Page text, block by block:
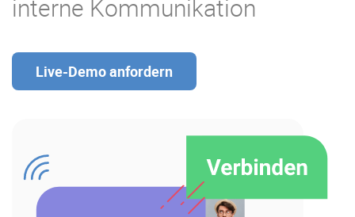
Plattform-Übersicht
Internationalisierung
Mobil
Kein Code
Ressourcen-Center
Kontakt
Testen Sie eXo
interne Kommunikation
Live-Demo anfordern